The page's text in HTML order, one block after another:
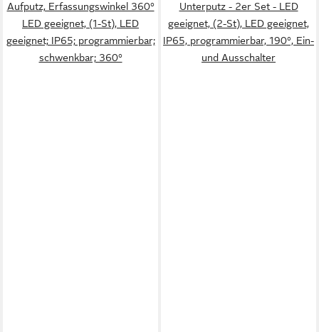
Aufputz, Erfassungswinkel 360°
LED geeignet, (1-St), LED
geeignet; IP65; programmierbar;
schwenkbar; 360°
Unterputz - 2er Set - LED
geeignet, (2-St), LED geeignet,
IP65, programmierbar, 190°, Ein-
und Ausschalter